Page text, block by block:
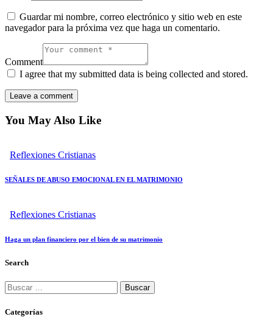
Guardar mi nombre, correo electrónico y sitio web en este
navegador para la próxima vez que haga un comentario.
Comment
I agree that my submitted data is being collected and stored.
You May Also Like
Reflexiones Cristianas
SEÑALES DE ABUSO EMOCIONAL EN EL MATRIMONIO
Reflexiones Cristianas
Haga un plan financiero por el bien de su matrimonio
Search
Buscar:
Categorías